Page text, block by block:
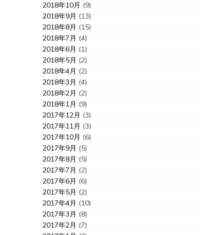
2018年10月 (9)
2018年9月 (13)
2018年8月 (15)
2018年7月 (4)
2018年6月 (1)
2018年5月 (2)
2018年4月 (2)
2018年3月 (4)
2018年2月 (2)
2018年1月 (9)
2017年12月 (3)
2017年11月 (3)
2017年10月 (6)
2017年9月 (5)
2017年8月 (5)
2017年7月 (2)
2017年6月 (6)
2017年5月 (2)
2017年4月 (10)
2017年3月 (8)
2017年2月 (7)